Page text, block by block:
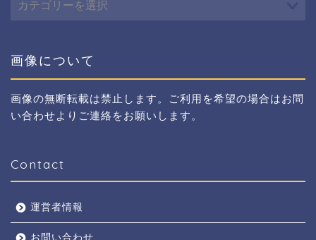
画像について
画像の無断転載は禁止します。ご利用を希望の場合はお問
い合わせよりご連絡をお願いします。
Contact
運営者情報
お問い合わせ